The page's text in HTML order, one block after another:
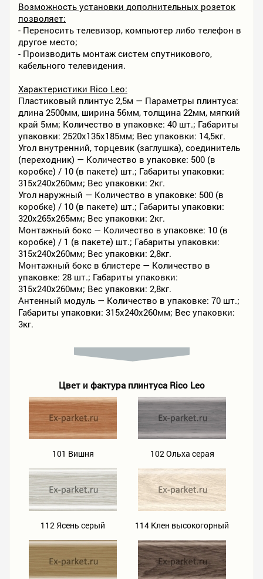
Возможность установки дополнительных розеток
позволяет:
- Переносить телевизор, компьютер либо телефон в
другое место;
- Производить монтаж систем спутникового,
кабельного телевидения.
Характеристики Rico Leo:
Пластиковый плинтус 2,5м — Параметры плинтуса:
длина 2500мм, ширина 56мм, толщина 22мм, мягкий
край 5мм; Количество в упаковке: 40 шт.; Габариты
упаковки: 2520х135х185мм; Вес упаковки: 14,5кг.
Угол внутренний, торцевик (заглушка), соединитель
(переходник) — Количество в упаковке: 500 (в
коробке) / 10 (в пакете) шт.; Габариты упаковки:
315х240х260мм; Вес упаковки: 2кг.
Угол наружный — Количество в упаковке: 500 (в
коробке) / 10 (в пакете) шт.; Габариты упаковки:
320х265х265мм; Вес упаковки: 2кг.
Монтажный бокс — Количество в упаковке: 10 (в
коробке) / 1 (в пакете) шт.; Габариты упаковки:
315х240х260мм; Вес упаковки: 2,8кг.
Монтажный бокс в блистере — Количество в
упаковке: 28 шт.; Габариты упаковки:
315х240х260мм; Вес упаковки: 2,8кг.
Антенный модуль — Количество в упаковке: 70 шт.;
Габариты упаковки: 315х240х260мм; Вес упаковки:
3кг.
Цвет и фактура плинтуса Rico Leo
101 Вишня 102 Ольха серая
112 Ясень серый 114 Клен высокогорный